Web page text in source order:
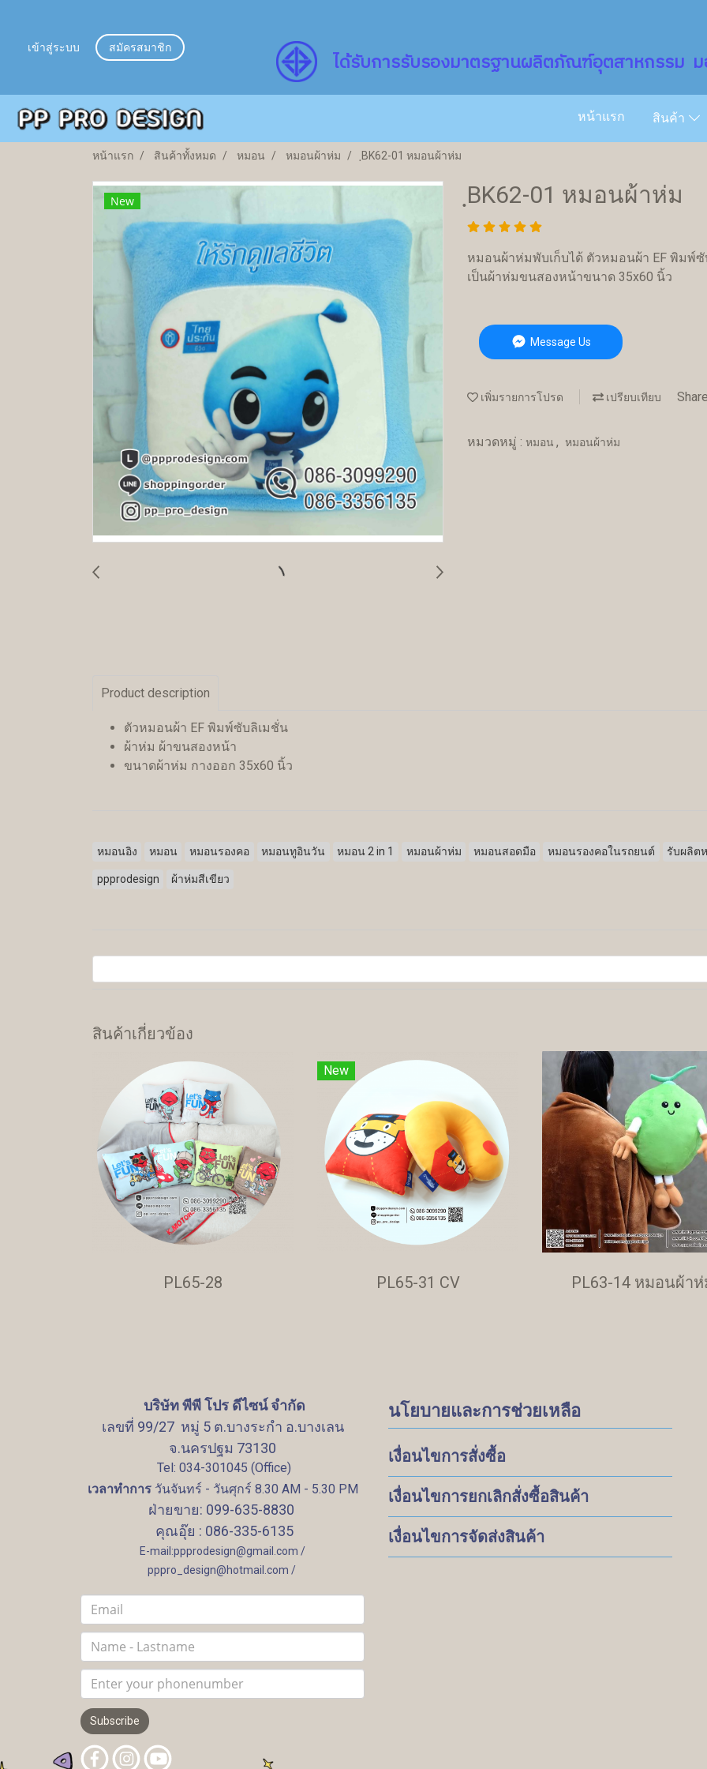
เข้าสู่ระบบ สมัครสมาชิก ได้รับการรับรองมาตรฐานผลิตภัณฑ์อุตสาหกรรม ม
หน้าแรก สินค้า
หน้าแรก สินค้าทั้งหมด หมอน หมอนผ้าห่ม ฺBK62-01 หมอนผ้าห่ม
New ฺBK62-01 หมอนผ้าห่ม
หมอนผ้าห่มพับเก็บได้ ตัวหมอนผ้า EF พิมพ์
เป็นผ้าห่มขนสองหน้าขนาด 35x60 นิ้ว
Message Us
เพิ่มรายการโปรด เปรียบเทียบ
หมวดหมู่ : หมอน , หมอนผ้าห่ม
Product description
ตัวหมอนผ้า EF พิมพ์ซับลิเมชั่น
ผ้าห่ม ผ้าขนสองหน้า
ขนาดผ้าห่ม กางออก 35x60 นิ้ว
หมอนอิง หมอน หมอนรองคอ หมอนทูอินวัน หมอน 2 in 1 หมอนผ้าห่ม หมอนสอดมือ หมอนรองคอในรถยนต์ รับผลิต
ppprodesign ผ้าห่มสีเขียว
สินค้าเกี่ยวข้อง
PL65-28
New
PL65-31 CV PL63-14 หมอนผ้า
บริษัท พีพี โปร ดีไซน์ จำกัด
เลขที่ 99/27 หมู่ 5 ต.บางระกำ อ.บางเลน
จ.นครปฐม 73130
Tel: 034-301045 (Office)
เวลาทำการวันจันทร์ - วันศุกร์ 8.30 AM - 5.30 PM
ฝ่ายขาย: 099-635-8830
คุณอุ๊ย : 086-335-6135
E-mail:ppprodesign@gmail.com /
pppro_design@hotmail.com /
Subscribe
นโยบายและการช่วยเหลือ
เงื่อนไขการสั่งซื้อ
เงื่อนไขการยกเลิกสั่งซื้อสินค้า
เงื่อนไขการจัดส่งสินค้า